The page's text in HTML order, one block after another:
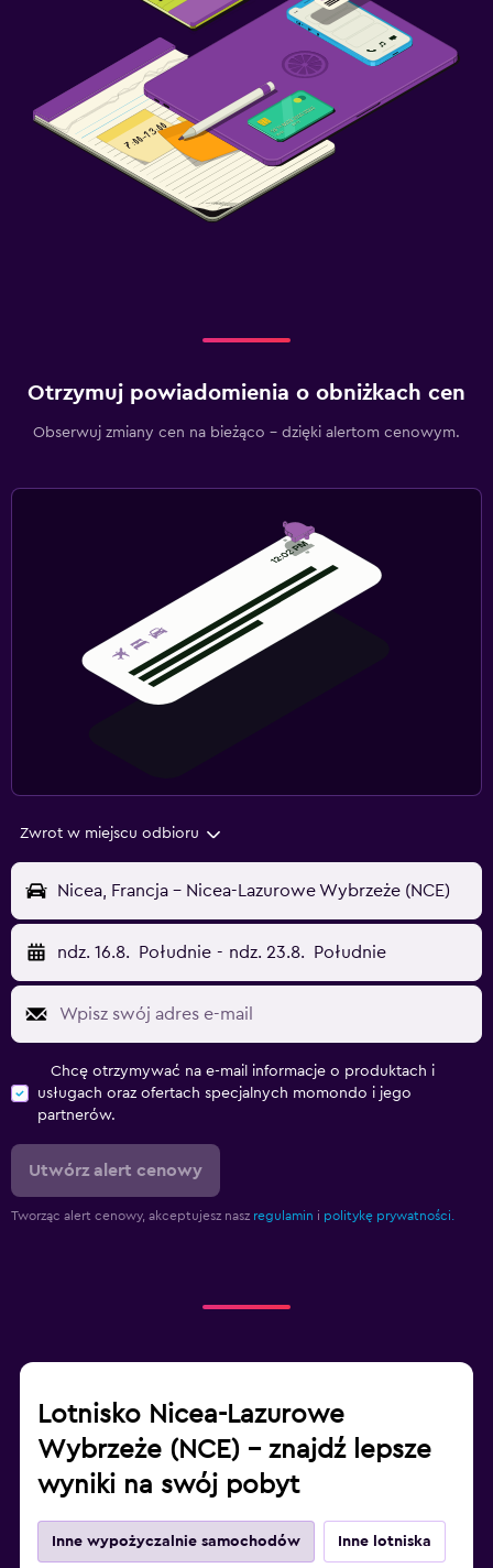
Otrzymuj powiadomienia o obniżkach cen
Obserwuj zmiany cen na bieżąco – dzięki alertom cenowym.
Zwrot w miejscu odbioru
Nicea, Francja - Nicea-Lazurowe Wybrzeże (NCE)
ndz. 16.8. Południe - ndz. 23.8. Południe
Chcę otrzymywać na e-mail informacje o produktach i
usługach oraz ofertach specjalnych momondo i jego
partnerów.
Utwórz alert cenowy
Tworząc alert cenowy, akceptujesz nasz regulamin i politykę prywatności.
Lotnisko Nicea-Lazurowe
Wybrzeże (NCE) – znajdź lepsze
wyniki na swój pobyt
Inne wypożyczalnie samochodów Inne lotniska